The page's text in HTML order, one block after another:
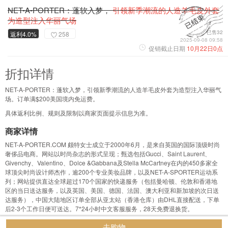
NET-A-PORTER：蓬软入梦，引领新季潮流的人造羊毛皮外套
为造型注入华丽气场
返利4.0% 258
已售32
2025-09-08 09:58
促销截止日期 10月22日0点
折扣详情
NET-A-PORTER：蓬软入梦，引领新季潮流的人造羊毛皮外套为造型注入华丽气
场。订单满$200美国境内免运费。
具体返利比例、规则及限制以商家页面提示信息为准。
商家详情
NET-A-PORTER.COM 颇特女士成立于2000年6月，是来自英国的国际顶级时尚
奢侈品电商。网站以时尚杂志的形式呈现；甄选包括Gucci、Saint Laurent、
Givenchy、Valentino、Dolce &Gabbana及Stella McCartney在内的450多家全
球顶尖时尚设计师杰作，逾200个专业美妆品牌，以及NET-A-SPORTER运动系
列；网站提供直达全球超过170个国家的快递服务（包括曼哈顿、伦敦和香港地
区的当日送达服务，以及英国、美国、德国、法国、澳大利亚和新加坡的次日送
达服务），中国大陆地区订单全部从亚太站（香港仓库）由DHL直接配送，下单
后2-3个工作日便可送达。7*24小时中文客服服务，28天免费退换货。